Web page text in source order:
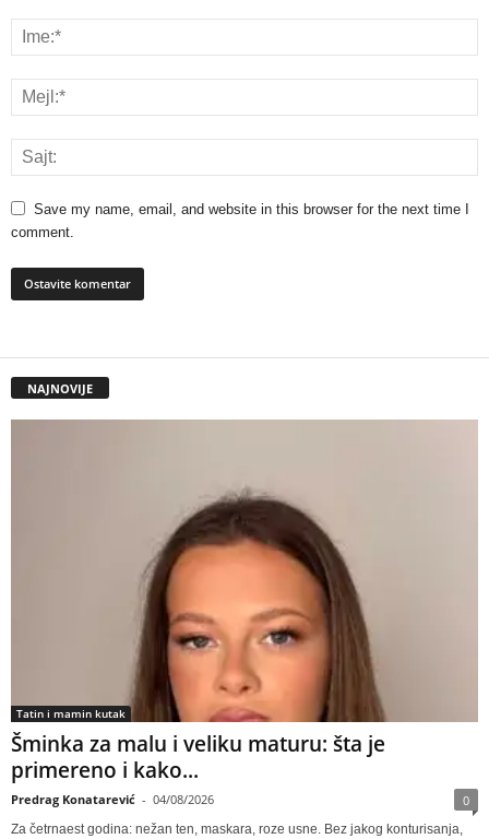
Save my name, email, and website in this browser for the next time I
comment.
NAJNOVIJE
Tatin i mamin kutak
Šminka za malu i veliku maturu: šta je
primereno i kako...
Predrag Konatarević - 04/08/2026 0
Za četrnaest godina: nežan ten, maskara, roze usne. Bez jakog konturisanja,